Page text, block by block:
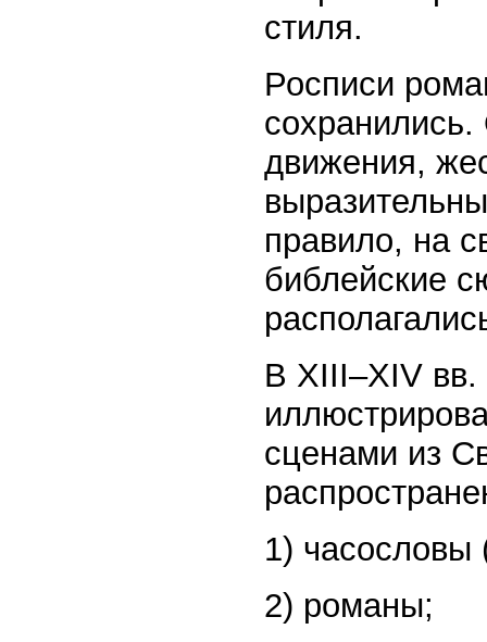
стиля.
Росписи
движения,
правило, на
библейские
В XIII–XIV вв.
сценами из
1) часословы
2) романы;